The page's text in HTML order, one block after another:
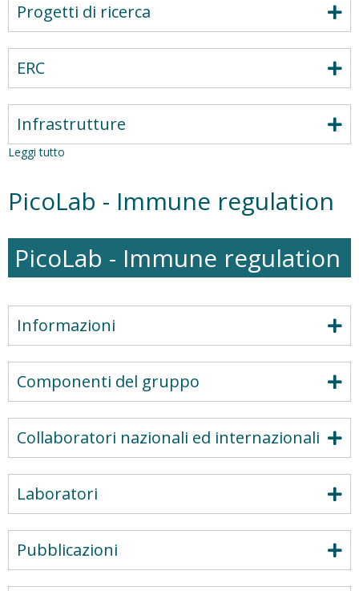
Progetti di ricerca
ERC
Infrastrutture
Leggi tutto
INternational
Further
Well-
being
FWD)
PicoLab - Immune regulation
PicoLab - Immune regulation
Informazioni
Componenti del gruppo
Collaboratori nazionali ed internazionali
Laboratori
Pubblicazioni